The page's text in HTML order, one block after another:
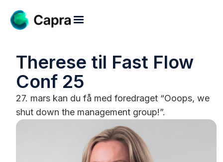
Therese til Fast Flow
Conf 25
27. mars kan du få med foredraget “Ooops, we
shut down the management group!”.